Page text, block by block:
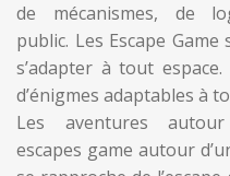
de mécanismes, de
public. Les Escape Game
s’adapter à tout espace.
d’énigmes adaptables à
Les aventures
escapes game autour